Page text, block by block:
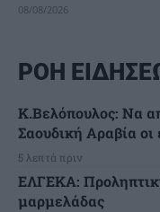
08/08/2026
ΡΟΗ
Κ.Βελόπουλος: Να
Σαουδική Αραβία
5 λεπτά πριν
ΕΛΓΕΚΑ:
μαρμελάδας